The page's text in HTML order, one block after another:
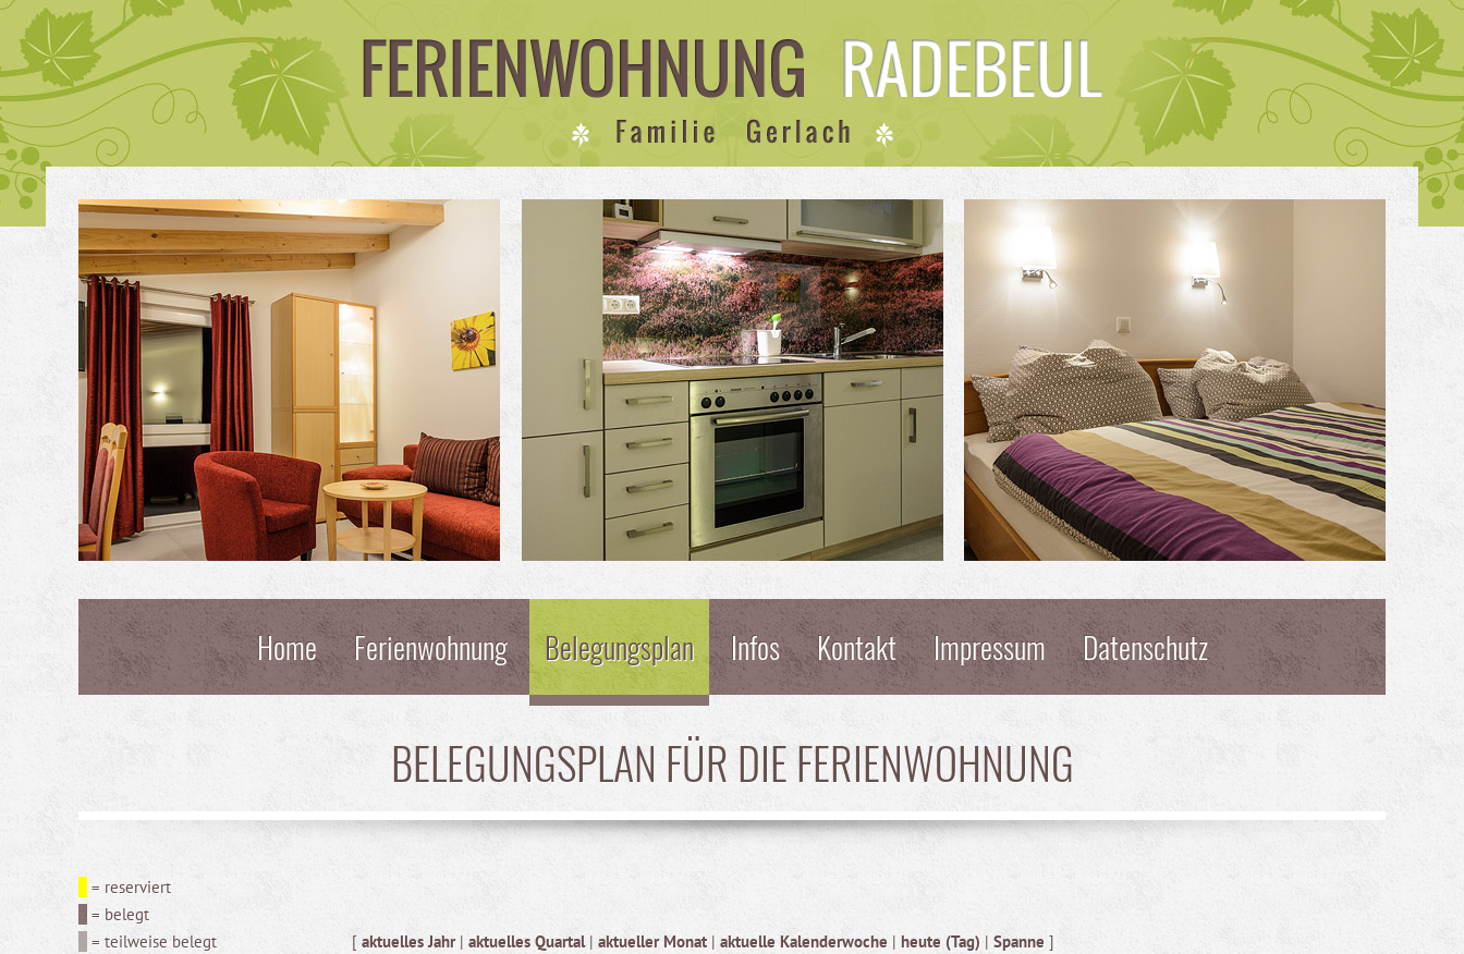
Home Ferienwohnung Belegungsplan Infos Kontakt Impressum Datenschutz
BELEGUNGSPLAN FÜR DIE FERIENWOHNUNG
= reserviert
= belegt
= teilweise belegt
[ aktuelles Jahr| aktuelles Quartal| aktueller Monat | aktuelle Kalenderwoche | heute (Tag) | Spanne ]